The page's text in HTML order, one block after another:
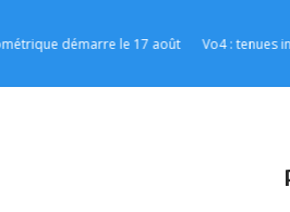
démarre le 17 août Vo4 : tenues